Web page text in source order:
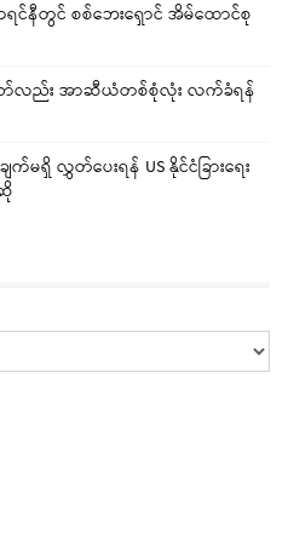
ရင်နီတွင် စစ်ဘေးရှောင် အိမ်ထောင်စု
ာ်လည်း အာဆီယံတစ်စုံလုံး လက်ခံရန်
က်မရှိ လွှတ်ပေးရန် US နိုင်ငံခြားရေး